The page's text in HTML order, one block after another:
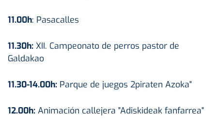
11.00h: Pasacalles
11.30h: XII. Campeonato de perros pastor de
Galdakao
11.30-14.00h: Parque de juegos 2piraten Azoka"
12.00h: Animación callejera "Adiskideak fanfarrea"